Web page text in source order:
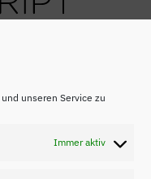
unseren Service zu
Immer aktiv